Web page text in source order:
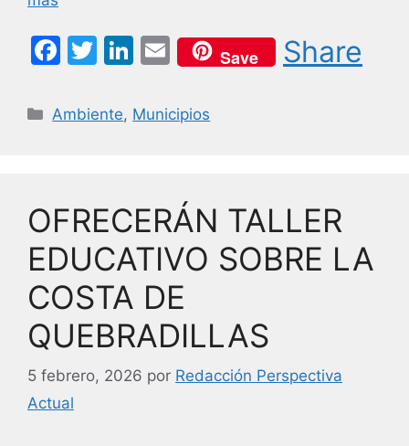
F
c
o
k
T
itt
Li
k
E
m
ai
Save Share
Categorías
Ambiente, Municipios
OFRECERÁN TALLER
EDUCATIVO SOBRE LA
COSTA DE
QUEBRADILLAS
5 febrero, 2026 por Redacción Perspectiva
Actual